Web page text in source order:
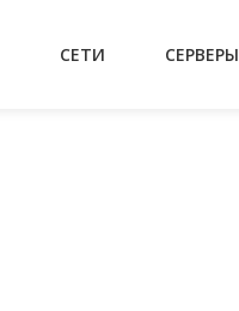
СЕТИ СЕРВЕРЫ